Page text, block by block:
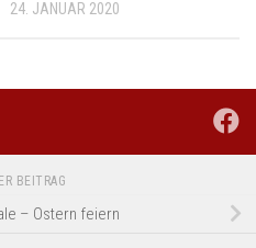
24. JANUAR 2020
BEITRAG
– Ostern feiern